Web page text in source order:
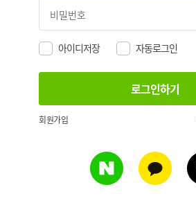
아이디저장 자동로그인
회원가입